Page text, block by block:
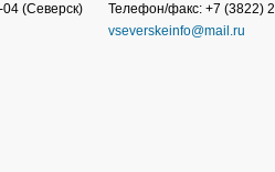
(Северск)
Телефон/факс: +7 (3822)
vseverskeinfo@mail.ru